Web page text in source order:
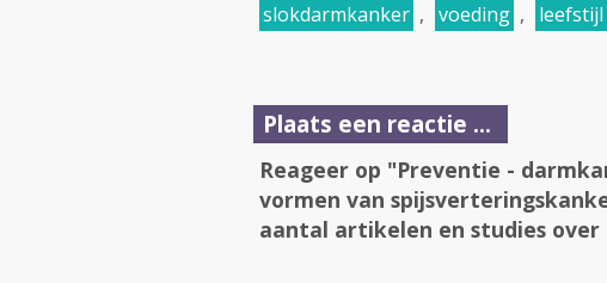
slokdarmkanker , voeding , leefstijl
Plaats een reactie ...
Reageer op "Preventie -
vormen van
aantal artikelen en studies